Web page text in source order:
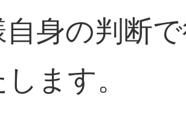
自身の判断
ます。